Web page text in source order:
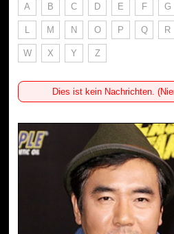
A B C D E F G
L M N O P Q R
W X Y Z
Dies ist kein Nachrichten.